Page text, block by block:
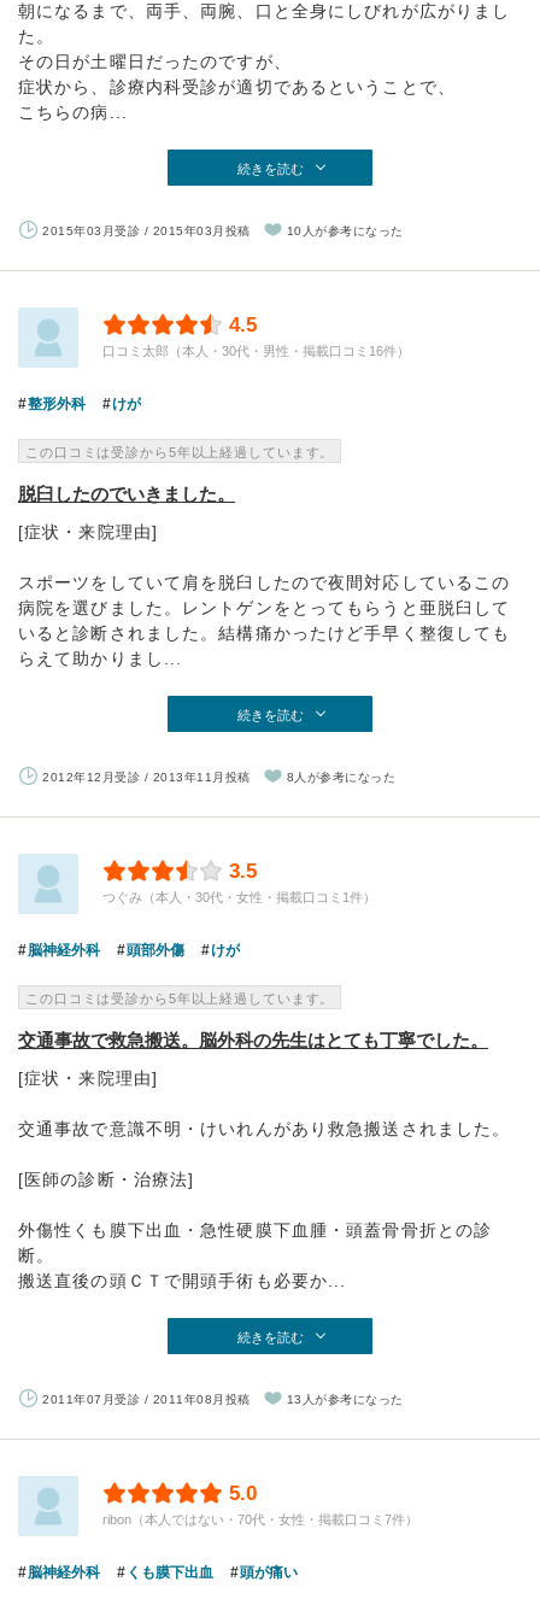
朝になるまで、両手、両腕、口と全身にしびれが広がりまし
た。
その日が土曜日だったのですが、
症状から、診療内科受診が適切であるということで、
こちらの病...
続きを読む
2015年03月受診 / 2015年03月投稿 10人が参考になった
4.5
口コミ太郎（本人・30代・男性・掲載口コミ16件）
整形外科 けが
この口コミは受診から5年以上経過しています。
脱臼したのでいきました。
[症状・来院理由]
スポーツをしていて肩を脱臼したので夜間対応しているこの
病院を選びました。レントゲンをとってもらうと亜脱臼して
いると診断されました。結構痛かったけど手早く整復しても
らえて助かりまし...
続きを読む
2012年12月受診 / 2013年11月投稿 8人が参考になった
3.5
つぐみ（本人・30代・女性・掲載口コミ1件）
脳神経外科 頭部外傷 けが
この口コミは受診から5年以上経過しています。
交通事故で救急搬送。脳外科の先生はとても丁寧でした。
[症状・来院理由]
交通事故で意識不明・けいれんがあり救急搬送されました。
[医師の診断・治療法]
外傷性くも膜下出血・急性硬膜下血腫・頭蓋骨骨折との診
断。
搬送直後の頭ＣＴで開頭手術も必要か...
続きを読む
2011年07月受診 / 2011年08月投稿 13人が参考になった
5.0
ribon（本人ではない・70代・女性・掲載口コミ7件）
脳神経外科 くも膜下出血 頭が痛い